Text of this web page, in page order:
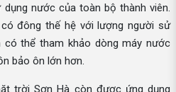
nước của toàn bộ thành viên.
đông thế hệ với lượng người sử
thể tham khảo dòng máy nước
bảo ôn lớn hơn.
trời Sơn Hà còn được ứng dụng